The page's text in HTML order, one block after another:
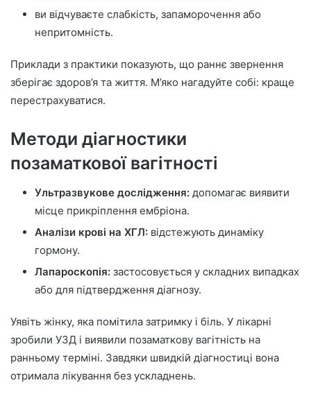
ви відчуваєте слабкість, запаморочення або
непритомність.
Приклади з практики показують, що раннє звернення
зберігає здоров’я та життя. М’яко нагадуйте собі: краще
перестрахуватися.
Методи діагностики
позаматкової вагітності
Ультразвукове дослідження: допомагає виявити
місце прикріплення ембріона.
Аналізи крові на ХГЛ: відстежують динаміку
гормону.
Лапароскопія: застосовується у складних випадках
або для підтвердження діагнозу.
Уявіть жінку, яка помітила затримку і біль. У лікарні
зробили УЗД і виявили позаматкову вагітність на
ранньому терміні. Завдяки швидкій діагностиці вона
отримала лікування без ускладнень.